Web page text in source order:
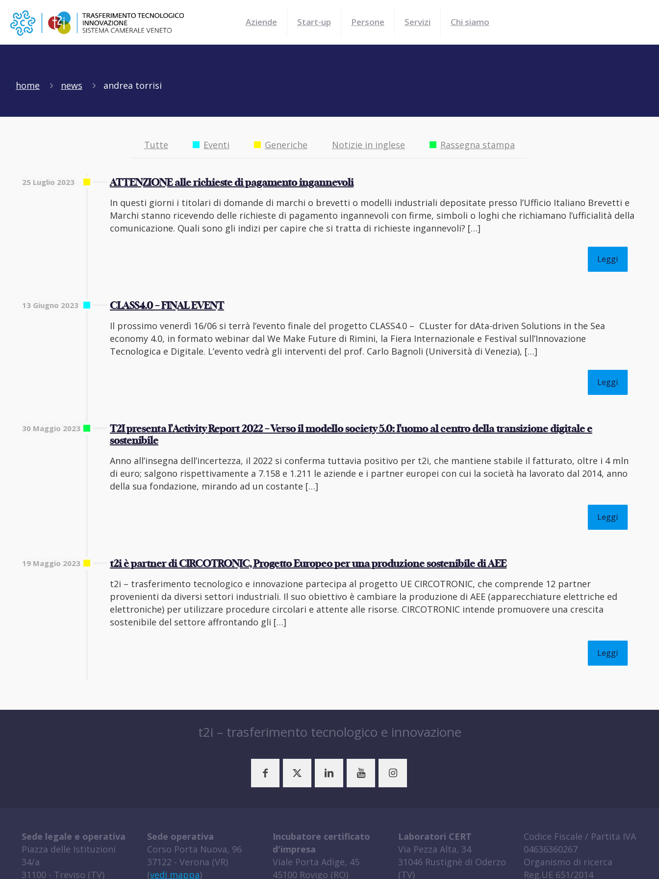
Aziende Start-up Persone Servizi Chi siamo
home news andrea torrisi
Tutte Eventi Generiche Notizie in inglese Rassegna stampa
25 Luglio 2023 ATTENZIONE alle richieste di pagamento ingannevoli
In questi giorni i titolari di domande di marchi o brevetti o modelli industriali depositate presso l’Ufficio Italiano Brevetti e
Marchi stanno ricevendo delle richieste di pagamento ingannevoli con firme, simboli o loghi che richiamano l’ufficialità della
comunicazione. Quali sono gli indizi per capire che si tratta di richieste ingannevoli? […]
Leggi
13 Giugno 2023 CLASS4.0 – FINAL EVENT
Il prossimo venerdì 16/06 si terrà l’evento finale del progetto CLASS4.0 – CLuster for dAta-driven Solutions in the Sea
economy 4.0, in formato webinar dal We Make Future di Rimini, la Fiera Internazionale e Festival sull’Innovazione
Tecnologica e Digitale. L’evento vedrà gli interventi del prof. Carlo Bagnoli (Università di Venezia), […]
Leggi
30 Maggio 2023
T2I presenta l’Activity Report 2022 – Verso il modello society 5.0: l’uomo al centro della transizione digitale e
sostenibile
Anno all’insegna dell’incertezza, il 2022 si conferma tuttavia positivo per t2i, che mantiene stabile il fatturato, oltre i 4 mln
di euro; salgono rispettivamente a 7.158 e 1.211 le aziende e i partner europei con cui la società ha lavorato dal 2014, anno
della sua fondazione, mirando ad un costante […]
Leggi
19 Maggio 2023 t2i è partner di CIRCOTRONIC, Progetto Europeo per una produzione sostenibile di AEE
t2i – trasferimento tecnologico e innovazione partecipa al progetto UE CIRCOTRONIC, che comprende 12 partner
provenienti da diversi settori industriali. Il suo obiettivo è cambiare la produzione di AEE (apparecchiature elettriche ed
elettroniche) per utilizzare procedure circolari e attente alle risorse. CIRCOTRONIC intende promuovere una crescita
sostenibile del settore affrontando gli […]
Leggi
t2i – trasferimento tecnologico e innovazione
Sede legale e operativa
Piazza delle Istituzioni
34/a
31100 - Treviso (TV)
Sede operativa
Corso Porta Nuova, 96
37122 - Verona (VR)
(vedi mappa)
Incubatore certificato
d'impresa
Viale Porta Adige, 45
45100 Rovigo (RO)
Laboratori CERT
Via Pezza Alta, 34
31046 Rustignè di Oderzo
(TV)
Codice Fiscale / Partita IVA
04636360267
Organismo di ricerca
Reg.UE 651/2014